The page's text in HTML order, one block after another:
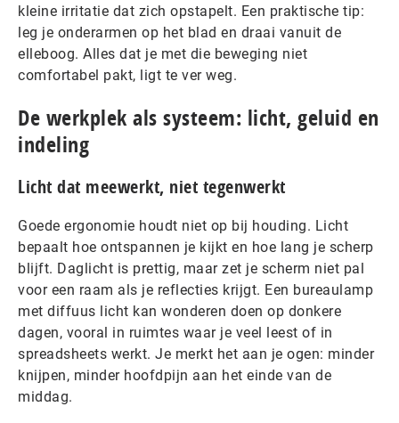
kleine irritatie dat zich opstapelt. Een praktische tip:
leg je onderarmen op het blad en draai vanuit de
elleboog. Alles dat je met die beweging niet
comfortabel pakt, ligt te ver weg.
De werkplek als systeem: licht, geluid en
indeling
Licht dat meewerkt, niet tegenwerkt
Goede ergonomie houdt niet op bij houding. Licht
bepaalt hoe ontspannen je kijkt en hoe lang je scherp
blijft. Daglicht is prettig, maar zet je scherm niet pal
voor een raam als je reflecties krijgt. Een bureaulamp
met diffuus licht kan wonderen doen op donkere
dagen, vooral in ruimtes waar je veel leest of in
spreadsheets werkt. Je merkt het aan je ogen: minder
knijpen, minder hoofdpijn aan het einde van de
middag.